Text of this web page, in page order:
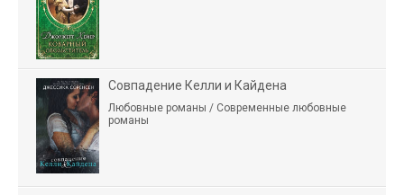
Совпадение Келли и Кайдена
Любовные романы / Современные любовные
романы